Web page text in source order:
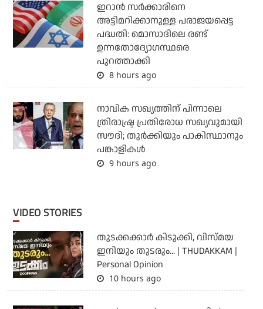
ഇറാന്‍ സര്‍ക്കാരിനെ
അട്ടിമറിക്കാനുള്ള പരാജയപ്പെട്ട
പദ്ധതി: മൊസാദിലെ രണ്ട്
ഉന്നതോദ്യോഗസ്ഥരെ
പുറത്താക്കി
8 hours ago
നാവിക സഖ്യത്തിന് പിന്നാലെ
ത്രിരാഷ്ട്ര പ്രതിരോധ സഖ്യവുമായി
സൗദി; തുര്‍ക്കിയും പാകിസ്ഥാനും
പങ്കാളികള്‍
9 hours ago
VIDEO STORIES
തുടക്കക്കാര്‍ കിടുക്കി, വിസ്മയ
ഇനിയും തുടരും... | THUDAKKAM |
Personal Opinion
10 hours ago